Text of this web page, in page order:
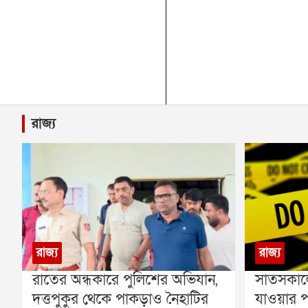
রাজ্য
রাজ্য
রাতের অন্ধকারে পুলিশের অভিযান,
দত্তপুকুর থেকে পাকড়াও নৈহাটির
রাজ্য
যাওয়ার